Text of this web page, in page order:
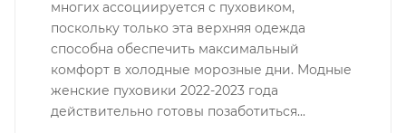
многих ассоциируется с пуховиком,
поскольку только эта верхняя одежда
способна обеспечить максимальный
комфорт в холодные морозные дни. Модные
женские пуховики 2022-2023 года
действительно готовы позаботиться...